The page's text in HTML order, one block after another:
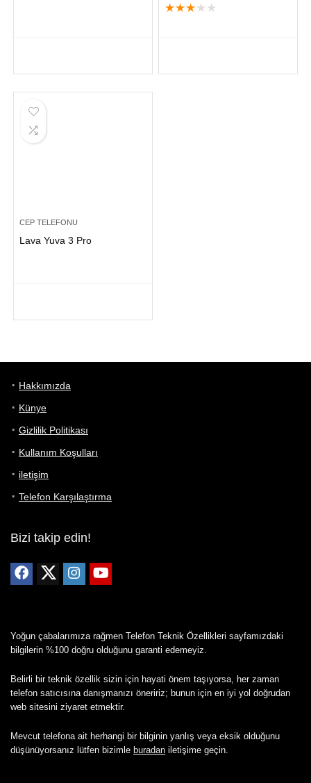
★★★ ★ ★
CEP TELEFONU
Lava Yuva 3 Pro
Hakkımızda
Künye
Gizlilik Politikası
Kullanım Koşulları
iletişim
Telefon Karşılaştırma
Bizi takip edin!
Yoğun çabalarımıza rağmen Telefon Teknik Özellikleri sayfamızdaki
bilgilerin %100 doğru olduğunu garanti edemeyiz.
Belirli bir teknik özellik sizin için hayati önem taşıyorsa, her zaman
telefon satıcısına danışmanızı öneririz; bunun için en iyi yol doğrudan
web sitesini ziyaret etmektir.
Mevcut telefona ait herhangi bir bilginin yanlış veya eksik olduğunu
düşünüyorsanız lütfen bizimle buradan iletişime geçin.